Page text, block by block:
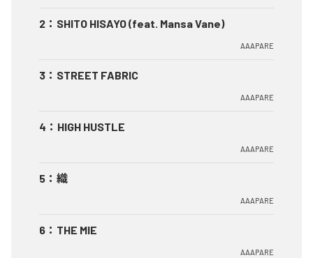
2 ： SHITO HISAYO (feat. Mansa Vane)
AAAPARE
3 ： STREET FABRIC
AAAPARE
4 ： HIGH HUSTLE
AAAPARE
5 ： 織
AAAPARE
6 ： THE MIE
AAAPARE